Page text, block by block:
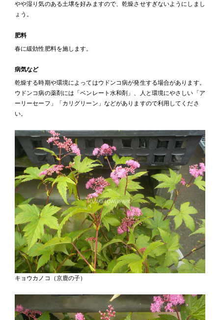
やや湿り気のある土壌を好みますので、乾燥させすぎないようにしまし
ょう。
肥料
春に緩効性肥料を施します。
病気など
乾燥する時期や環境によってはウドンコ病が発生する場合があります。
ウドンコ病の薬剤には「ベンレート水和剤」、人と環境にやさしい「ア
ーリーセーフ」「カリグリーン」などがありますので利用してくださ
い。
キョウカノコ（京鹿の子）